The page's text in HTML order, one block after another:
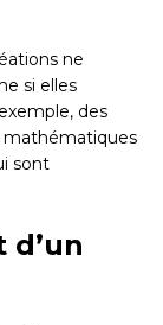
ne
si elles
des
mathématiques
sont